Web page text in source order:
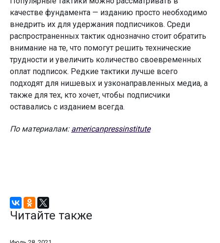
качестве фундамента — изданию просто необходимо
внедрить их для удержания подписчиков. Среди
распространенных тактик однозначно стоит обратить
внимание на те, что помогут решить технические
трудности и увеличить количество своевременных
оплат подписок. Редкие тактики лучше всего
подходят для нишевых и узконаправленных медиа, а
также для тех, кто хочет, чтобы подписчики
оставались с изданием всегда.
По материалам: americanpressinstitute
Читайте также